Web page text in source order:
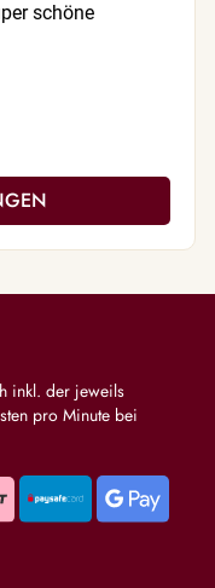
schöne
inkl. der jeweils
pro Minute bei